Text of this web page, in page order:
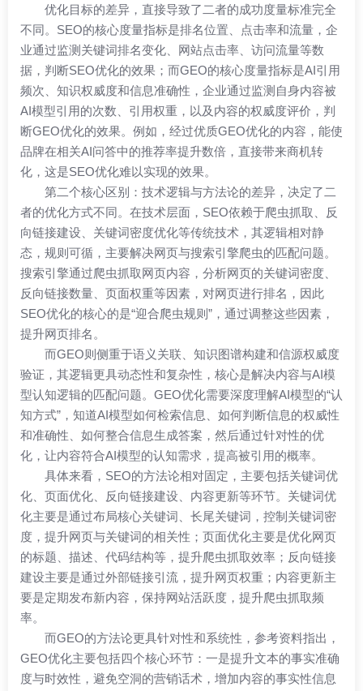
优化目标的差异，直接导致了二者的成功度量标准完全
不同。SEO的核心度量指标是排名位置、点击率和流量，企
业通过监测关键词排名变化、网站点击率、访问流量等数
据，判断SEO优化的效果；而GEO的核心度量指标是AI引用
频次、知识权威度和信息准确性，企业通过监测自身内容被
AI模型引用的次数、引用权重，以及内容的权威度评价，判
断GEO优化的效果。例如，经过优质GEO优化的内容，能使
品牌在相关AI问答中的推荐率提升数倍，直接带来商机转
化，这是SEO优化难以实现的效果。
第二个核心区别：技术逻辑与方法论的差异，决定了二
者的优化方式不同。在技术层面，SEO依赖于爬虫抓取、反
向链接建设、关键词密度优化等传统技术，其逻辑相对静
态，规则可循，主要解决网页与搜索引擎爬虫的匹配问题。
搜索引擎通过爬虫抓取网页内容，分析网页的关键词密度、
反向链接数量、页面权重等因素，对网页进行排名，因此
SEO优化的核心的是“迎合爬虫规则”，通过调整这些因素，
提升网页排名。
而GEO则侧重于语义关联、知识图谱构建和信源权威度
验证，其逻辑更具动态性和复杂性，核心是解决内容与AI模
型认知逻辑的匹配问题。GEO优化需要深度理解AI模型的“认
知方式”，知道AI模型如何检索信息、如何判断信息的权威性
和准确性、如何整合信息生成答案，然后通过针对性的优
化，让内容符合AI模型的认知需求，提高被引用的概率。
具体来看，SEO的方法论相对固定，主要包括关键词优
化、页面优化、反向链接建设、内容更新等环节。关键词优
化主要是通过布局核心关键词、长尾关键词，控制关键词密
度，提升网页与关键词的相关性；页面优化主要是优化网页
的标题、描述、代码结构等，提升爬虫抓取效率；反向链接
建设主要是通过外部链接引流，提升网页权重；内容更新主
要是定期发布新内容，保持网站活跃度，提升爬虫抓取频
率。
而GEO的方法论更具针对性和系统性，参考资料指出，
GEO优化主要包括四个核心环节：一是提升文本的事实准确
度与时效性，避免空洞的营销话术，增加内容的事实性信息